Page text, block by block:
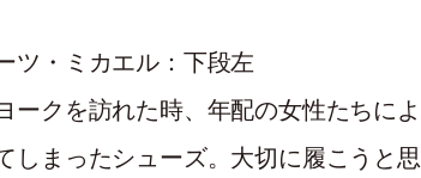
ツ・ミカエル：下段左
ークを訪れた時、年配の女性たちに
しまったシューズ。大切に履こうと